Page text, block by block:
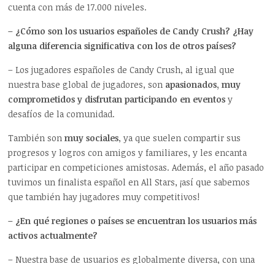
cuenta con más de 17.000 niveles.
– ¿Cómo son los usuarios españoles de Candy Crush? ¿Hay
alguna diferencia significativa con los de otros países?
– Los jugadores españoles de Candy Crush, al igual que
nuestra base global de jugadores, son apasionados, muy
comprometidos y disfrutan participando en eventos y
desafíos de la comunidad.
También sonmuy sociales, ya que suelen compartir sus
progresos y logros con amigos y familiares, y les encanta
participar en competiciones amistosas. Además, el año pasado
tuvimos un finalista español en All Stars, ¡así que sabemos
que también hay jugadores muy competitivos!
– ¿En qué regiones o países se encuentran los usuarios más
activos actualmente?
– Nuestra base de usuarios es globalmente diversa, con una